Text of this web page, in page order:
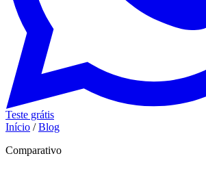
Teste grátis
Início / Blog
Comparativo